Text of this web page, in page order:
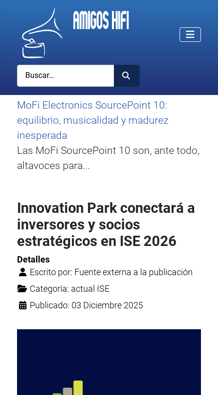
Buscar
MoFi Electronics SourcePoint 10:
equilibrio, musicalidad y madurez
inesperada
Las MoFi SourcePoint 10 son, ante todo,
altavoces para...
Innovation Park conectará a
inversores y socios
estratégicos en ISE 2026
Detalles
Escrito por: Fuente externa a la publicación
Categoría: actual ISE
Publicado: 03 Diciembre 2025